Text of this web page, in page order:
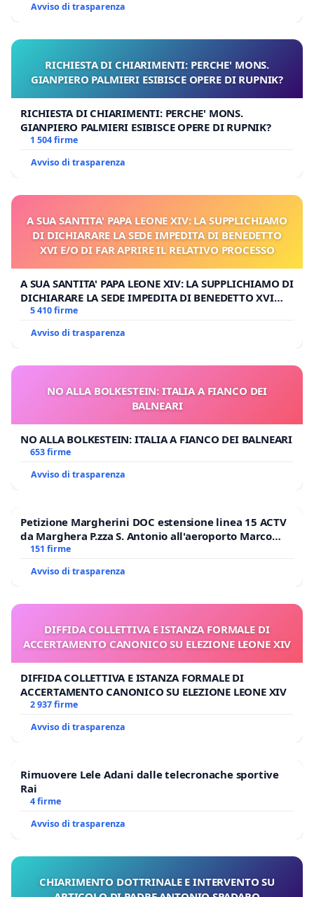
Avviso di trasparenza
RICHIESTA DI CHIARIMENTI: PERCHE' MONS.
GIANPIERO PALMIERI ESIBISCE OPERE DI RUPNIK?
RICHIESTA DI CHIARIMENTI: PERCHE' MONS.
GIANPIERO PALMIERI ESIBISCE OPERE DI RUPNIK?
1 504 firme
Avviso di trasparenza
A SUA SANTITA' PAPA LEONE XIV: LA SUPPLICHIAMO
DI DICHIARARE LA SEDE IMPEDITA DI BENEDETTO
XVI E/O DI FAR APRIRE IL RELATIVO PROCESSO
A SUA SANTITA' PAPA LEONE XIV: LA SUPPLICHIAMO DI
DICHIARARE LA SEDE IMPEDITA DI BENEDETTO XVI
E/O DI FAR APRIRE IL RELATIVO PROCESSO
5 410 firme
Avviso di trasparenza
NO ALLA BOLKESTEIN: ITALIA A FIANCO DEI
BALNEARI
NO ALLA BOLKESTEIN: ITALIA A FIANCO DEI BALNEARI
653 firme
Avviso di trasparenza
Petizione Margherini DOC estensione linea 15 ACTV
da Marghera P.zza S. Antonio all'aeroporto Marco
Polo tariffa a € 1,50
151 firme
Avviso di trasparenza
DIFFIDA COLLETTIVA E ISTANZA FORMALE DI
ACCERTAMENTO CANONICO SU ELEZIONE LEONE XIV
DIFFIDA COLLETTIVA E ISTANZA FORMALE DI
ACCERTAMENTO CANONICO SU ELEZIONE LEONE XIV
2 937 firme
Avviso di trasparenza
Rimuovere Lele Adani dalle telecronache sportive
Rai
4 firme
Avviso di trasparenza
CHIARIMENTO DOTTRINALE E INTERVENTO SU